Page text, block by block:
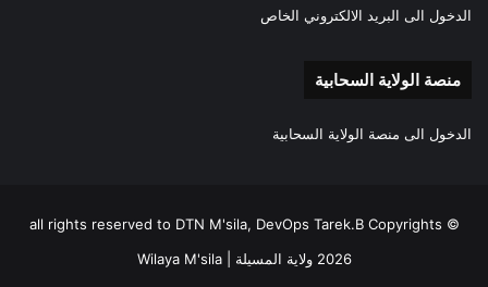
الدخول الى البريد الالكتروني الخاص
منصة الولاية السحابية
الدخول الى منصة الولاية السحابية
all rights reserved to DTN M'sila, DevOps Tarek.B Copyrights ©
2026 ولاية المسيلة | Wilaya M'sila